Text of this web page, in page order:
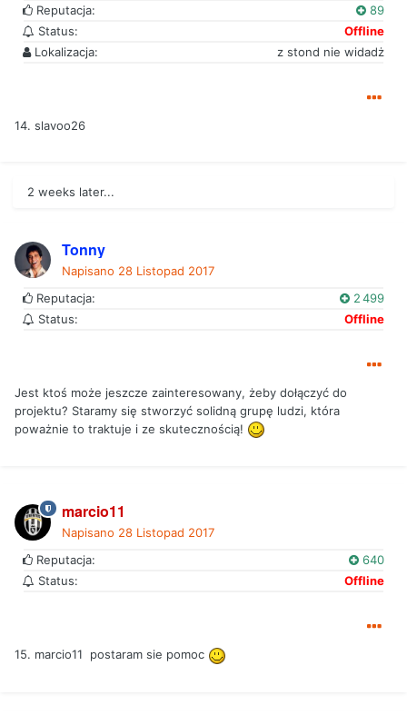
Reputacja:
89
Status:
Offline
Lokalizacja:
z stond nie widadż
14. slavoo26
2 weeks later...
Tonny
Napisano 28 Listopad 2017
Reputacja:
2 499
Status:
Offline
Jest ktoś może jeszcze zainteresowany, żeby dołączyć do
projektu? Staramy się stworzyć solidną grupę ludzi, która
poważnie to traktuje i ze skutecznością!
marcio11
Napisano 28 Listopad 2017
Reputacja:
640
Status:
Offline
15. marcio11 postaram sie pomoc